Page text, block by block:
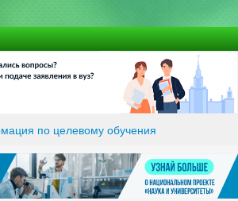
по целевому обучения